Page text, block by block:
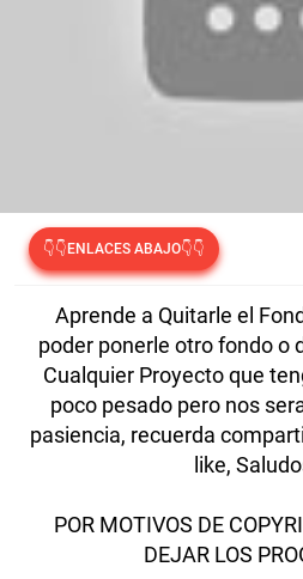
👇👇ENLACES ABAJO👇👇
Aprende a Quitarle el
poder ponerle otro fondo o
Cualquier Proyecto que
poco pesado pero nos
pasiencia, recuerda
like,
POR MOTIVOS DE
DEJAR LOS